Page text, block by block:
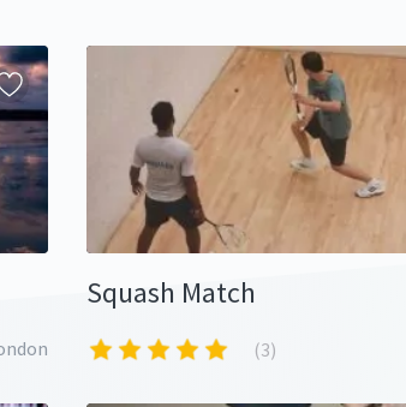
Squash Match
(3)